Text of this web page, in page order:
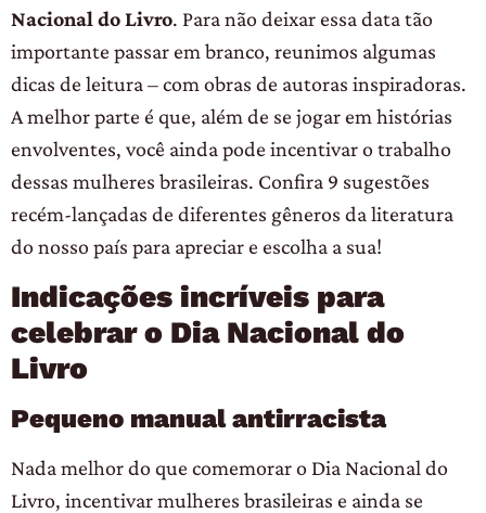
Nacional do Livro. Para não deixar essa data tão
importante passar em branco, reunimos algumas
dicas de leitura – com obras de autoras inspiradoras.
A melhor parte é que, além de se jogar em histórias
envolventes, você ainda pode incentivar o trabalho
dessas mulheres brasileiras. Confira 9 sugestões
recém-lançadas de diferentes gêneros da literatura
do nosso país para apreciar e escolha a sua!
Indicações incríveis para
celebrar o Dia Nacional do
Livro
Pequeno manual antirracista
Nada melhor do que comemorar o Dia Nacional do
Livro, incentivar mulheres brasileiras e ainda se